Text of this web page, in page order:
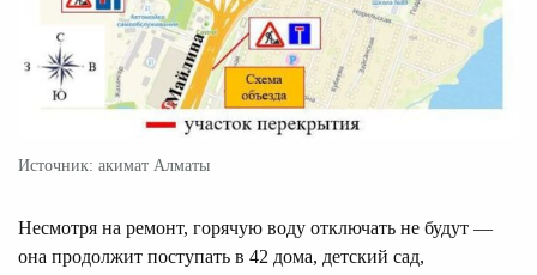
Источник: акимат Алматы
Несмотря на ремонт, горячую воду отключать не будут —
она продолжит поступать в 42 дома, детский сад,